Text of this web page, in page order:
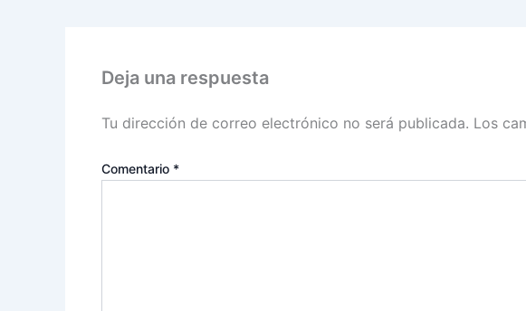
Deja una respuesta
Tu dirección de correo electrónico no será publicada. Los
Comentario *